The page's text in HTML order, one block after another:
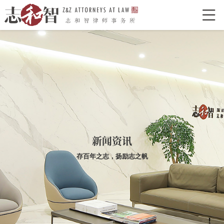

走进志和智
律所介绍 特色型服务 合作单位
志和智律师
合伙人
业务领域
新闻资讯
律所党建
联系我们
新闻资讯
存百年之志，扬励志之帆